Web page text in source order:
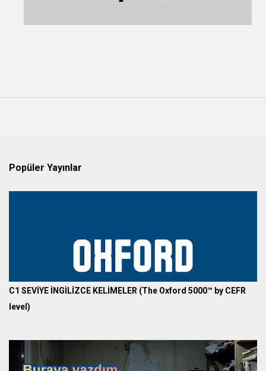
Popüler Yayınlar
C1 SEVİYE İNGİLİZCE KELİMELER (The Oxford 5000™ by CEFR
level)